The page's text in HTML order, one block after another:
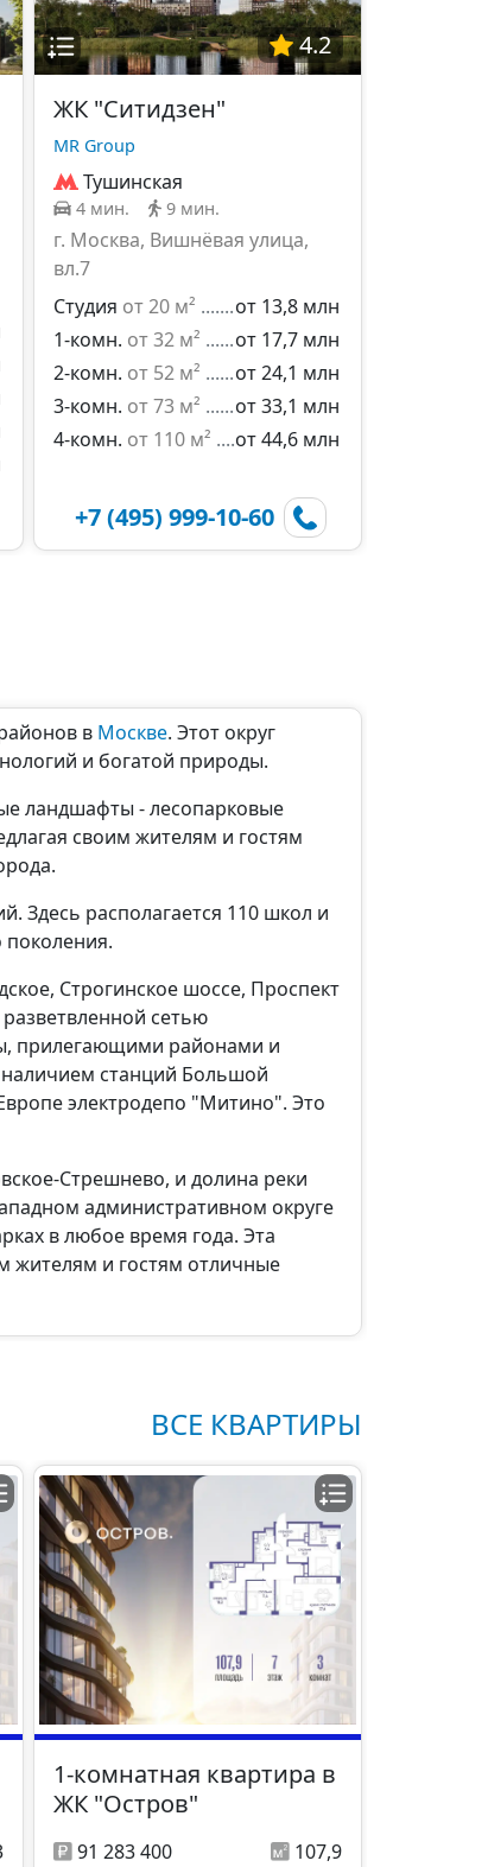
4.2
ЖК "Ситидзен"
MR Group
Тушинская
4 мин. 9 мин.
г. Москва, Вишнёвая улица,
вл.7
Студия от 20 м²
от 13,8 млн
1-комн. от 32 м²
от 17,7 млн
2-комн. от 52 м²
от 24,1 млн
3-комн. от 73 м²
от 33,1 млн
4-комн. от 110 м² от 44,6 млн
+7 (495) 999-10-60
в Москве. Этот округ
и богатой природы.
ландшафты - лесопарковые
своим жителям и гостям
Здесь располагается 110 школ и
Строгинское шоссе, Проспект
сетью
прилегающими районами и
наличием станций Большой
электродепо "Митино". Это
Стрешнево, и долина реки
административном округе
в любое время года. Эта
жителям и гостям отличные
ВСЕ КВАРТИРЫ
1-комнатная квартира в
ЖК "Остров"
91 283 400
107,9